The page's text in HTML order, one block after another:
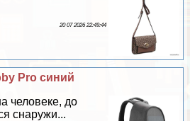
20 07 2026 22:49:44
Pro синий
человеке, до
снаружи...